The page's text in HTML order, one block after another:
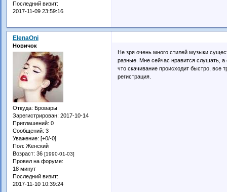
Последний визит:
2017-11-09 23:59:16
ElenaOni
Новичок
Откуда: Бровары
Зарегистрирован: 2017-10-14
Приглашений: 0
Сообщений: 3
Уважение: [+0/-0]
Пол: Женский
Возраст: 36 [1990-01-03]
Провел на форуме:
18 минут
Последний визит:
2017-11-10 10:39:24
Не зря очень много стилей музыки
разные. Мне сейчас нравится слушать,
что скачивание происходит быстро, все
регистрация.